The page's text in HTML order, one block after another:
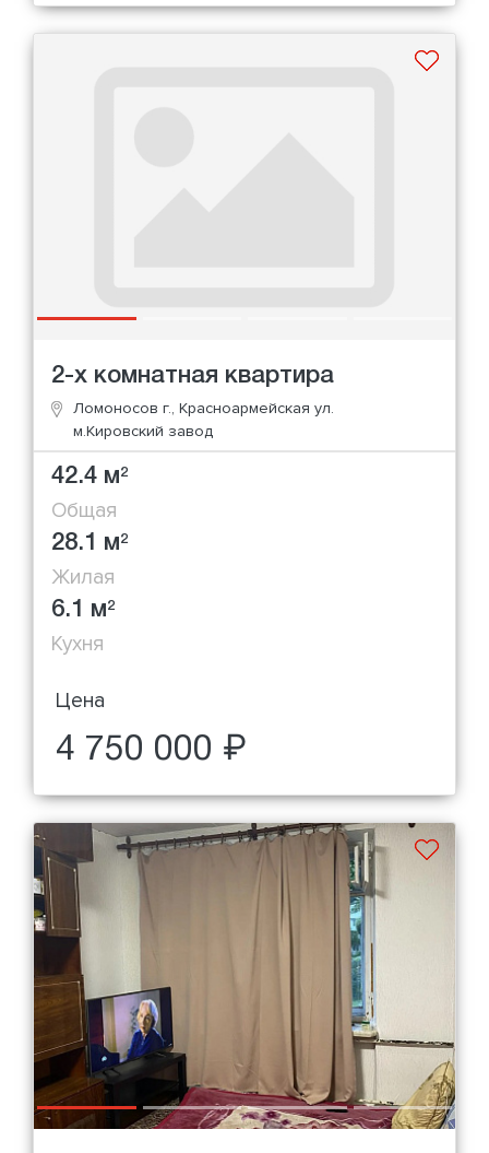
2-х комнатная квартира
Ломоносов г., Красноармейская ул.
м.Кировский завод
42.4 м2
Общая
28.1 м2
Жилая
6.1 м2
Кухня
Цена
4 750 000 ₽